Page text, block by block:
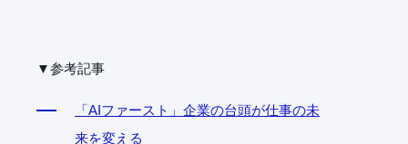
▼参考記事
「AIファースト」企業の台頭が仕事の未
来を変える